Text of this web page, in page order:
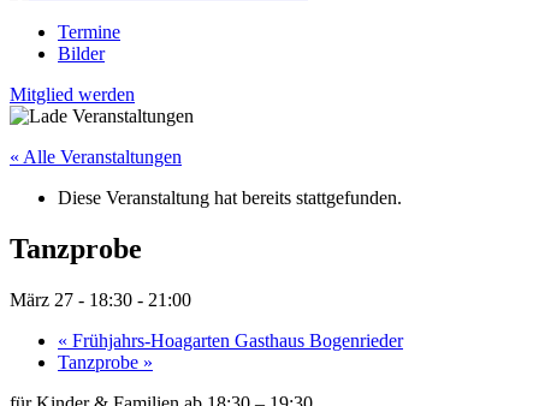
Termine
Bilder
Mitglied werden
« Alle Veranstaltungen
Diese Veranstaltung hat bereits stattgefunden.
Tanzprobe
März 27 - 18:30 - 21:00
« Frühjahrs-Hoagarten Gasthaus Bogenrieder
Tanzprobe »